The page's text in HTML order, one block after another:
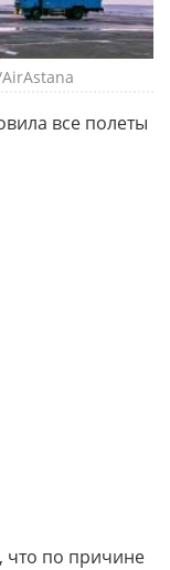
все полеты
что по причине